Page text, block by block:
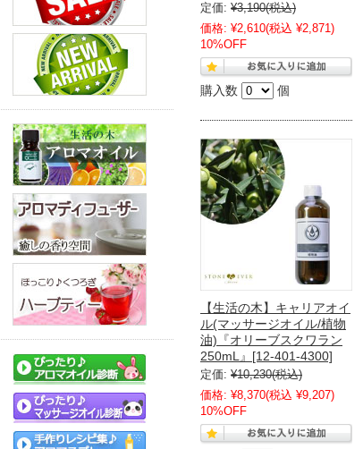
定価: ¥3,190(税込)
価格: ¥2,610(税込 ¥2,871)
10%OFF
購入数 個
【生活の木】キャリアオイ
ル(マッサージオイル/植物
油)『オリーブスクワラン
250mL』[12-401-4300]
定価: ¥10,230(税込)
価格: ¥8,370(税込 ¥9,207)
10%OFF